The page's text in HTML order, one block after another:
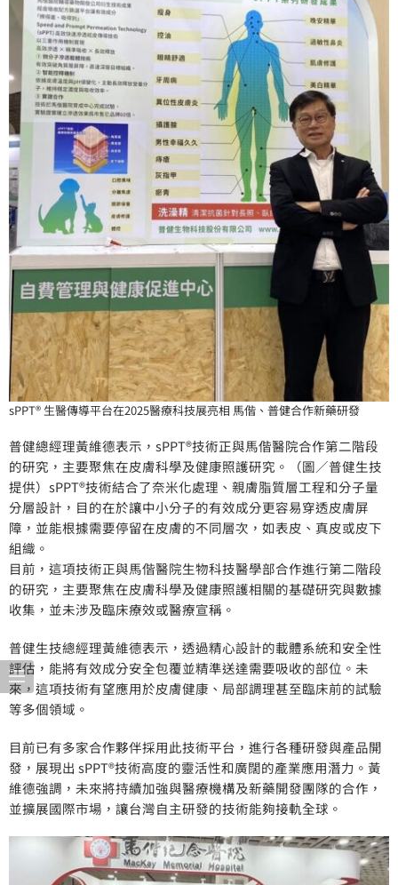
sPPT® 生醫傳導平台在2025醫療科技展亮相 馬偕、普健合作新藥研發
普健總經理黃維德表示，sPPT®技術正與馬偕醫院合作第二階段
的研究，主要聚焦在皮膚科學及健康照護研究。（圖／普健生技
提供）sPPT®技術結合了奈米化處理、親膚脂質層工程和分子量
分層設計，目的在於讓中小分子的有效成分更容易穿透皮膚屏
障，並能根據需要停留在皮膚的不同層次，如表皮、真皮或皮下
組織。
目前，這項技術正與馬偕醫院生物科技醫學部合作進行第二階段
的研究，主要聚焦在皮膚科學及健康照護相關的基礎研究與數據
收集，並未涉及臨床療效或醫療宣稱。
普健生技總經理黃維德表示，透過精心設計的載體系統和安全性
評估，能將有效成分安全包覆並精準送達需要吸收的部位。未
來，這項技術有望應用於皮膚健康、局部調理甚至臨床前的試驗
等多個領域。
目前已有多家合作夥伴採用此技術平台，進行各種研發與產品開
發，展現出 sPPT®技術高度的靈活性和廣闊的產業應用潛力。黃
維德強調，未來將持續加強與醫療機構及新藥開發團隊的合作，
並擴展國際市場，讓台灣自主研發的技術能夠接軌全球。